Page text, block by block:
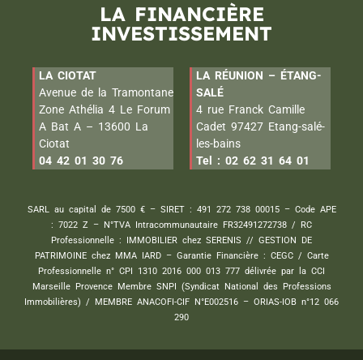
LA FINANCIÈRE
INVESTISSEMENT
LA CIOTAT
Avenue de la Tramontane
Zone Athélia 4 Le Forum
A Bat A – 13600 La
Ciotat
04 42 01 30 76
LA RÉUNION – ÉTANG-
SALÉ
4 rue Franck Camille
Cadet 97427 Etang-salé-
les-bains
Tel : 02 62 31 64 01
SARL au capital de 7500 € – SIRET : 491 272 738 00015 – Code APE
: 7022 Z – N°TVA Intracommunautaire FR32491272738 / RC
Professionnelle : IMMOBILIER chez SERENIS // GESTION DE
PATRIMOINE chez MMA IARD – Garantie Financière : CEGC / Carte
Professionnelle n° CPI 1310 2016 000 013 777 délivrée par la CCI
Marseille Provence Membre SNPI (Syndicat National des Professions
Immobilières) / MEMBRE ANACOFI-CIF N°E002516 – ORIAS-IOB n°12 066
290